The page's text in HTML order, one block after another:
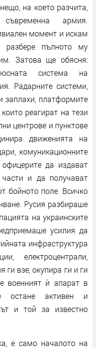
на което разчита,
армия.
момент и искам
разбере пълното му
Затова ще обясня:
система на
Радарните системи,
заплахи, платформите
реагират на тези
центрове и пунктове
движенията на
комуникационните
да издават
и да получават
бойното поле. Всичко
Русия разбираше
на украинските
усилия да
инфраструктура
електроцентрали,
ги взе, окупира ги и ги
военният ѝ апарат в
остане активен и
и той за известно
е само началото на